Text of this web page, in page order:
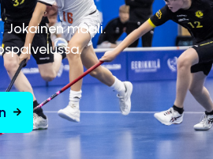
Jokainen maali.